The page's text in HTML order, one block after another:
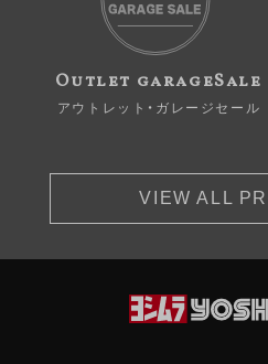
Outlet garageSale
アウトレット・ガレージセール
VIEW ALL